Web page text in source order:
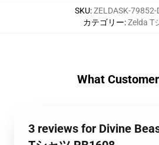
SKU:ZELDASK-79852-
カテゴリー:Zelda T
What
3 reviews for Divine